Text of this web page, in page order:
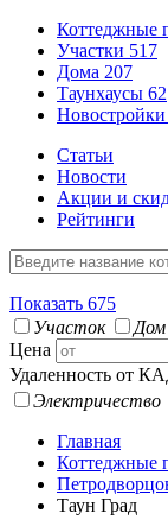
Коттеджные
Участки 517
Дома 207
Таунхаусы 62
Статьи
Новости
Акции и
Рейтинги
Показать 675
Участок
Дом
Цена
Удаленность от
Электричество
Главная
Коттеджные
Таун Град